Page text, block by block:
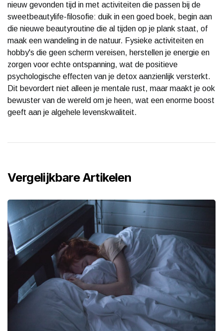
nieuw gevonden tijd in met activiteiten die passen bij de
sweetbeautylife-filosofie: duik in een goed boek, begin aan
die nieuwe beautyroutine die al tijden op je plank staat, of
maak een wandeling in de natuur. Fysieke activiteiten en
hobby's die geen scherm vereisen, herstellen je energie en
zorgen voor echte ontspanning, wat de positieve
psychologische effecten van je detox aanzienlijk versterkt.
Dit bevordert niet alleen je mentale rust, maar maakt je ook
bewuster van de wereld om je heen, wat een enorme boost
geeft aan je algehele levenskwaliteit.
Vergelijkbare Artikelen